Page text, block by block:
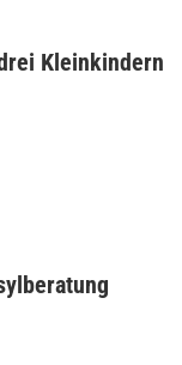
Kleinkindern